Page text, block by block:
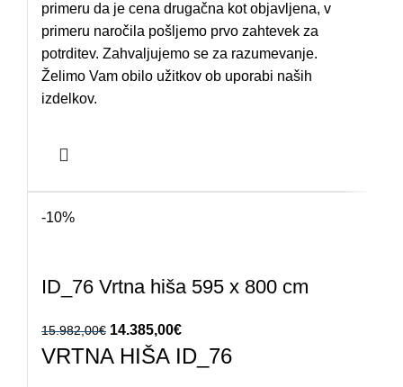
primeru da je cena drugačna kot objavljena, v
primeru naročila pošljemo prvo zahtevek za
potrditev. Zahvaljujemo se za razumevanje.
Želimo Vam obilo užitkov ob uporabi naših
izdelkov.
-10%
ID_76 Vrtna hiša 595 x 800 cm
15.982,00€ Izvirna cena je bila: 15.982,00€.
14.385,00€
VRTNA HIŠA ID_76